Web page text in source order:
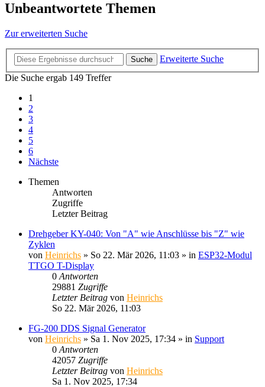
Unbeantwortete Themen
Zur erweiterten Suche
Suche
Erweiterte Suche
Die Suche ergab 149 Treffer
1
2
3
4
5
6
Nächste
Themen
Antworten
Zugriffe
Letzter Beitrag
Drehgeber KY-040: Von "A" wie Anschlüsse bis "Z" wie
Zyklen
von Heinrichs » So 22. Mär 2026, 11:03 » in ESP32-Modul
TTGO T-Display
0 Antworten
29881 Zugriffe
Letzter Beitrag von Heinrichs
So 22. Mär 2026, 11:03
FG-200 DDS Signal Generator
von Heinrichs » Sa 1. Nov 2025, 17:34 » in Support
0 Antworten
42057 Zugriffe
Letzter Beitrag von Heinrichs
Sa 1. Nov 2025, 17:34